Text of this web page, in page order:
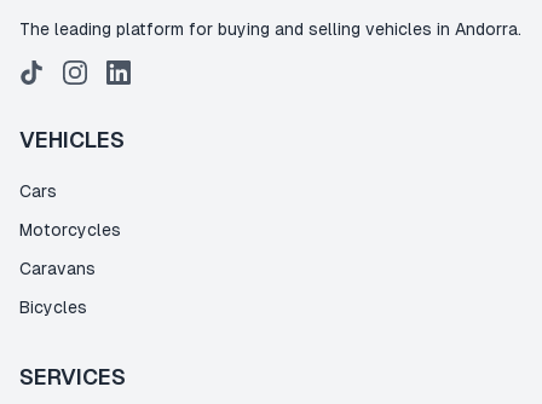
The leading platform for buying and selling vehicles in Andorra.
VEHICLES
Cars
Motorcycles
Caravans
Bicycles
SERVICES